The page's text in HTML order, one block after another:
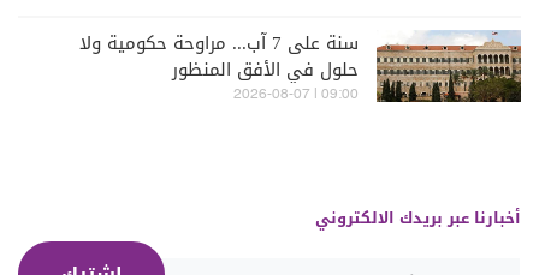
سنة على 7 آب... مراوحة حكومية ولا
حلول في الأفق المنظور
09:00 | 2026-08-07
أخبارنا عبر بريدك الالكتروني